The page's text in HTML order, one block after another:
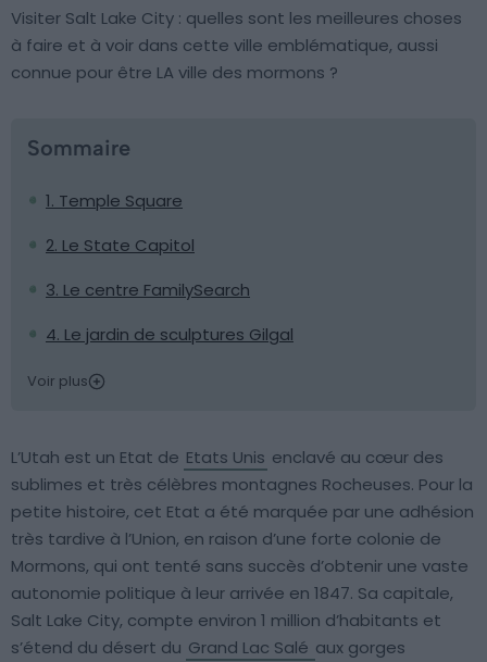
Visiter Salt Lake City : quelles sont les meilleures choses
à faire et à voir dans cette ville emblématique, aussi
connue pour être LA ville des mormons ?
Sommaire
1. Temple Square
2. Le State Capitol
3. Le centre FamilySearch
4. Le jardin de sculptures Gilgal
Voir plus
L’Utah est un Etat de Etats Unis enclavé au cœur des
sublimes et très célèbres montagnes Rocheuses. Pour la
petite histoire, cet Etat a été marquée par une adhésion
très tardive à l’Union, en raison d’une forte colonie de
Mormons, qui ont tenté sans succès d’obtenir une vaste
autonomie politique à leur arrivée en 1847. Sa capitale,
Salt Lake City, compte environ 1 million d’habitants et
s’étend du désert du Grand Lac Salé aux gorges